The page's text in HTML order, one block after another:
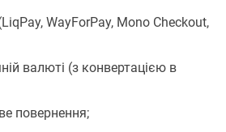
WayForPay, Mono Checkout,
валюті (з конвертацією в
повернення;